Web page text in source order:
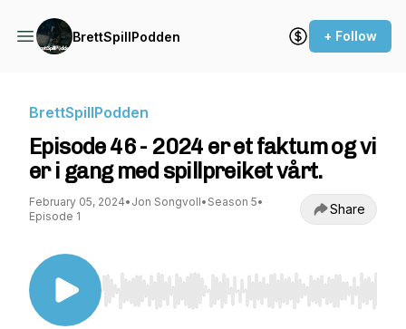
BrettSpillPodden + Follow
BrettSpillPodden
Episode 46 - 2024 er et faktum og vi
er i gang med spillpreiket vårt.
February 05, 2024• Jon Songvoll• Season 5•
Episode 1
Share
Use Left/Right to seek, Home/End to jump to